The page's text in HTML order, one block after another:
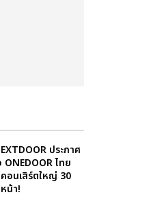
ประกาศ
ONEDOOR ไทย
อนเสิร์ตใหญ่ 30
น้า!